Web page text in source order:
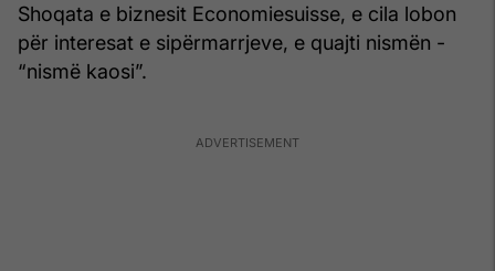
Shoqata e biznesit Economiesuisse, e cila lobon
për interesat e sipërmarrjeve, e quajti nismën -
“nismë kaosi”.